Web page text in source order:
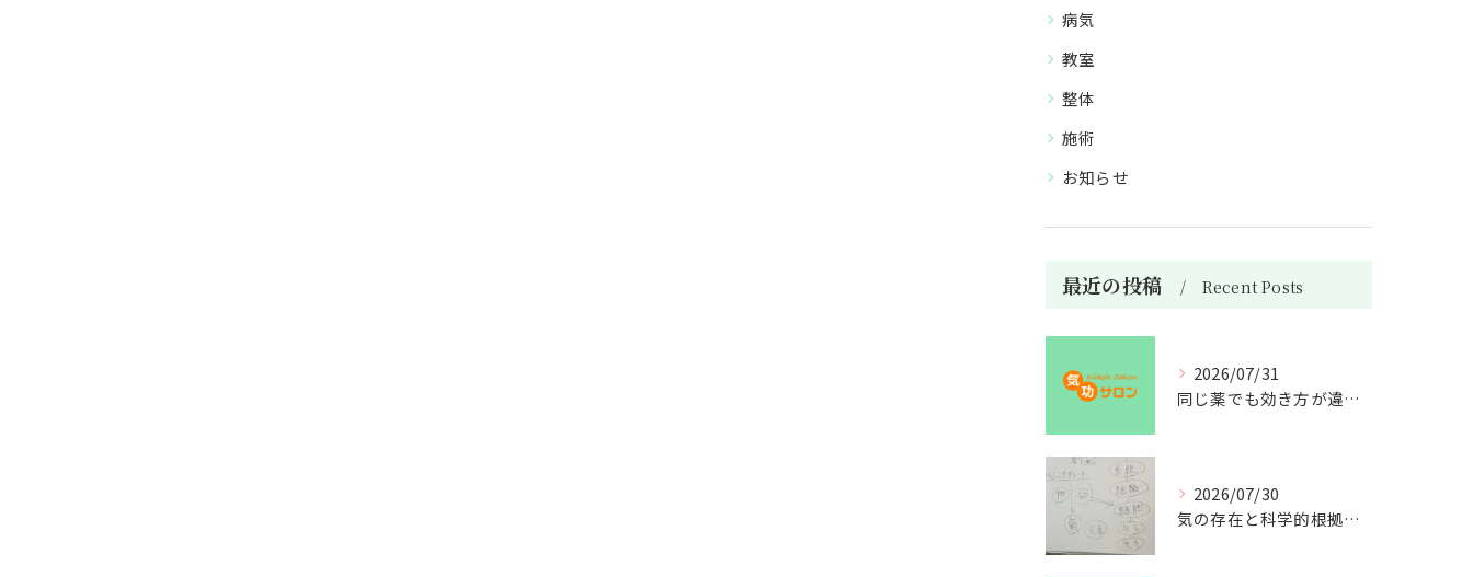
病気
教室
整体
施術
お知らせ
最近の投稿 Recent Posts
2026/07/31
同じ薬でも効き方が違う？
2026/07/30
気の存在と科学的根拠の授業